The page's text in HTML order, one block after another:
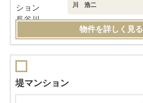
川 浩二
物件を詳しく見る
堤マンション